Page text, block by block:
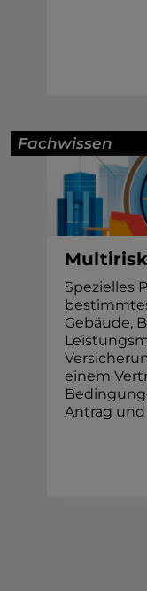
Fachwissen
Spezielles
Gebäude,
einem
Antrag